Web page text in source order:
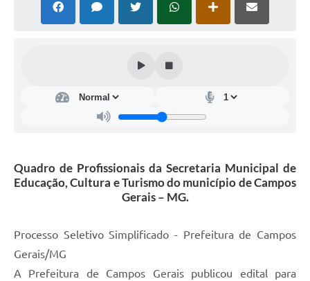
Quadro de Profissionais da Secretaria Municipal de
Educação, Cultura e Turismo do município de Campos
Gerais – MG.
Processo Seletivo Simplificado - Prefeitura de Campos
Gerais/MG
A Prefeitura de Campos Gerais publicou edital para